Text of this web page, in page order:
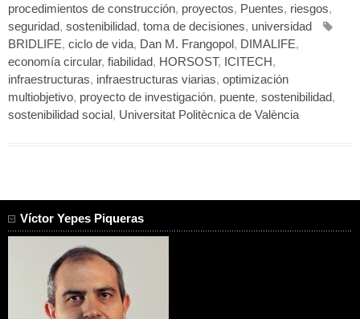
procedimientos de construcción, proyectos, Puentes, riesgos,
seguridad, sostenibilidad, toma de decisiones, universidad
BRIDLIFE, ciclo de vida, Dan M. Frangopol , DIMALIFE,
economía circular, fiabilidad, HORSOST, ICITECH,
infraestructuras, infraestructuras viarias, optimización
multiobjetivo, proyecto de investigación, puente, sostenibilidad,
sostenibilidad social, Universitat Politècnica de València
Víctor Yepes Piqueras